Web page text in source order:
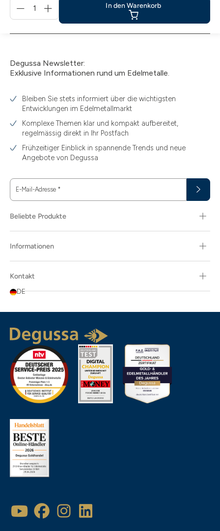
In
Warenkorb
In den Warenkorb
Degussa Newsletter:
Exklusive Informationen rund um Edelmetalle.
Bleiben Sie stets informiert über die wichtigsten
Entwicklungen im Edelmetallmarkt
Komplexe Themen klar und kompakt aufbereitet,
regelmässig direkt in Ihr Postfach
Frühzeitiger Einblick in spannende Trends und neue
Angebote von Degussa
E-Mail-Adresse *
Beliebte Produkte
Informationen
Kontakt
DE